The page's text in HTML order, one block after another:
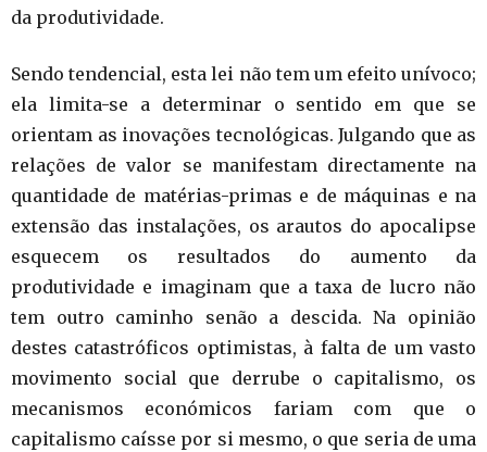
da produtividade.
Sendo tendencial, esta lei não tem um efeito unívoco;
ela limita-se a determinar o sentido em que se
orientam as inovações tecnológicas. Julgando que as
relações de valor se manifestam directamente na
quantidade de matérias-primas e de máquinas e na
extensão das instalações, os arautos do apocalipse
esquecem os resultados do aumento da
produtividade e imaginam que a taxa de lucro não
tem outro caminho senão a descida. Na opinião
destes catastróficos optimistas, à falta de um vasto
movimento social que derrube o capitalismo, os
mecanismos económicos fariam com que o
capitalismo caísse por si mesmo, o que seria de uma